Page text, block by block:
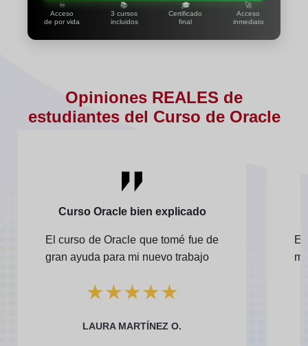
♾️
Acceso
de por vida
📚
3 cursos
incluidos
🎓
Certificado
final
🚀
Acceso
inmediato
Opiniones REALES de
estudiantes del Curso de Oracle
Curso Oracle bien explicado
El curso de Oracle que tomé fue de
gran ayuda para mi nuevo trabajo
★★★★★
LAURA MARTÍNEZ O.
El